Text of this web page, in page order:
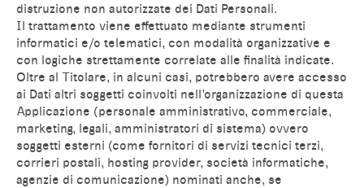
distruzione non autorizzate dei Dati Personali.
Il trattamento viene effettuato mediante strumenti
informatici e/o telematici, con modalità organizzative e
con logiche strettamente correlate alle finalità indicate.
Oltre al Titolare, in alcuni casi, potrebbero avere accesso
ai Dati altri soggetti coinvolti nell’organizzazione di questa
Applicazione (personale amministrativo, commerciale,
marketing, legali, amministratori di sistema) ovvero
soggetti esterni (come fornitori di servizi tecnici terzi,
corrieri postali, hosting provider, società informatiche,
agenzie di comunicazione) nominati anche, se